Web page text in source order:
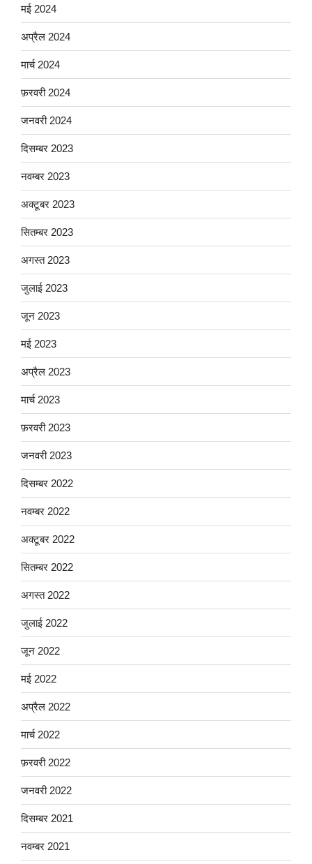
मई 2024
अप्रैल 2024
मार्च 2024
फ़रवरी 2024
जनवरी 2024
दिसम्बर 2023
नवम्बर 2023
अक्टूबर 2023
सितम्बर 2023
अगस्त 2023
जुलाई 2023
जून 2023
मई 2023
अप्रैल 2023
मार्च 2023
फ़रवरी 2023
जनवरी 2023
दिसम्बर 2022
नवम्बर 2022
अक्टूबर 2022
सितम्बर 2022
अगस्त 2022
जुलाई 2022
जून 2022
मई 2022
अप्रैल 2022
मार्च 2022
फ़रवरी 2022
जनवरी 2022
दिसम्बर 2021
नवम्बर 2021